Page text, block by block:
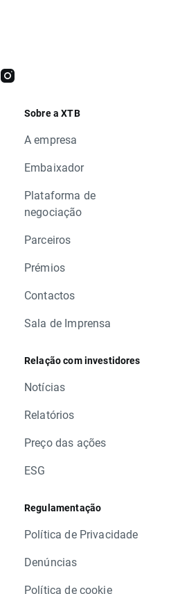
Sobre a XTB
A empresa
Embaixador
Plataforma de
negociação
Parceiros
Prémios
Contactos
Sala de Imprensa
Relação com investidores
Notícias
Relatórios
Preço das ações
ESG
Regulamentação
Política de Privacidade
Denúncias
Política de cookie